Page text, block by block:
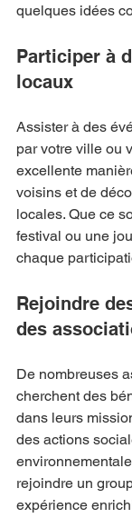
quelques idées
Participer à
locaux
Assister à des
par votre ville ou
excellente
voisins et de
locales. Que ce
festival ou une
chaque
Rejoindre
des
De nombreuses
cherchent des
dans leurs
des actions
rejoindre un
expérience